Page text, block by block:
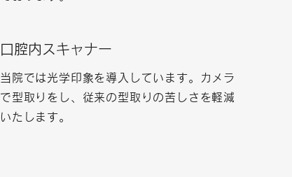
口腔内スキャナー
当院では光学印象を導入しています。カメラ
で型取りをし、従来の型取りの苦しさを軽減
いたします。